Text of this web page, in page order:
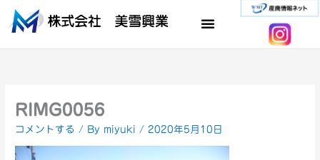
RIMG0056
コメントする / By miyuki /2020年5月10日